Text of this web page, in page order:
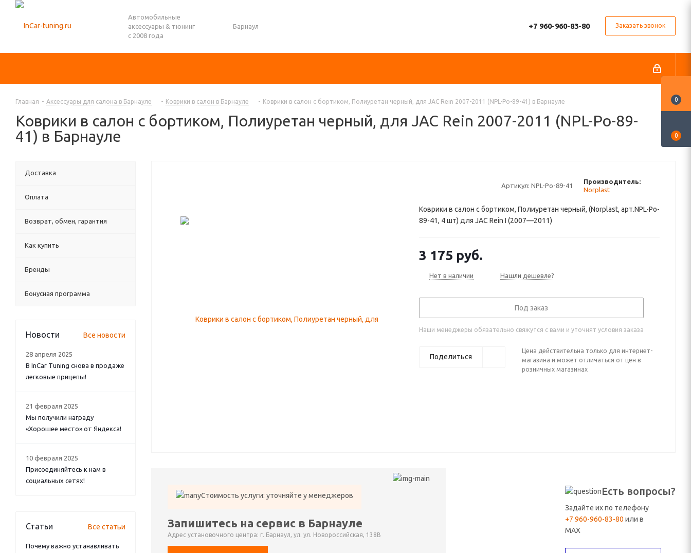
Автомобильные
аксессуары & тюнинг
с 2008 года
Барнаул +7 960-960-83-80 Заказать звонок
Главная - Аксессуары для салона в Барнауле - Коврики в салон в Барнауле - Коврики в салон с бортиком, Полиуретан черный, для JAC Rein 2007-2011 (NPL-Po-89-41) в Барнауле
Коврики в салон с бортиком, Полиуретан черный, для JAC Rein 2007-2011 (NPL-Po-89-
41) в Барнауле
Артикул: NPL-Po-89-41
Производитель:
Norplast
Коврики в салон с бортиком, Полиуретан черный, (Norplast, арт.NPL-Po-
89-41, 4 шт) для JAC Rein I (2007—2011)
3 175 руб.
Нет в наличии Нашли дешевле?
Под заказ
Наши менеджеры обязательно свяжутся с вами и уточнят условия заказа
Поделиться
Цена действительна только для интернет-
магазина и может отличаться от цен в
розничных магазинах
Стоимость услуги: уточняйте у менеджеров
Запишитесь на сервис в Барнауле
Адрес установочного центра: г. Барнаул, ул. ул. Новороссийская, 138В
Есть вопросы?
Задайте их по телефону
+7 960-960-83-80 или в
MAX
Доставка
Оплата
Возврат, обмен, гарантия
Как купить
Бренды
Бонусная программа
Новости Все новости
28 апреля 2025
В InCar Tuning снова в продаже
легковые прицепы!
21 февраля 2025
Мы получили награду
«Хорошее место» от Яндекса!
10 февраля 2025
Присоединяйтесь к нам в
социальных сетях!
Статьи Все статьи
Почему важно устанавливать
0
0